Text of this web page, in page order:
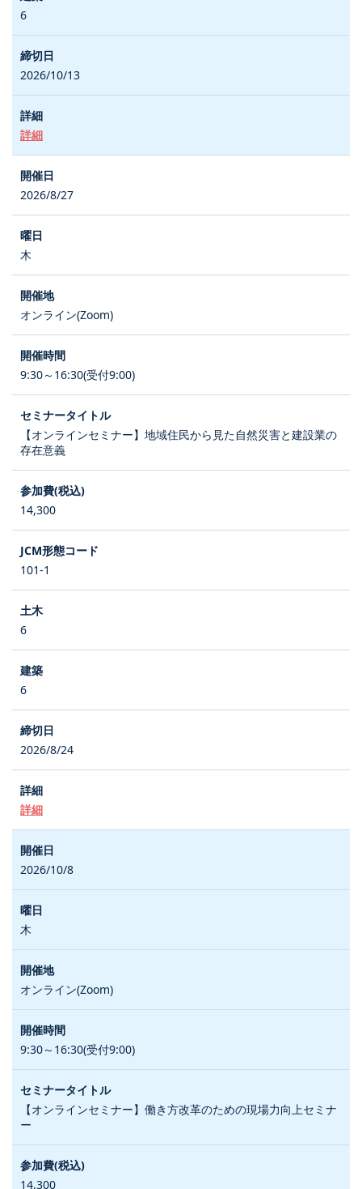
6
2026/10/13
詳細
2026/8/27
木
オンライン(Zoom)
9:30～16:30(受付9:00)
【オンラインセミナー】地域住民から見た自然災害と建設業の
存在意義
14,300
101-1
6
6
2026/8/24
詳細
2026/10/8
木
オンライン(Zoom)
9:30～16:30(受付9:00)
【オンラインセミナー】働き方改革のための現場力向上セミナ
ー
14,300